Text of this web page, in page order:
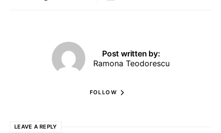
Post written by:
Ramona Teodorescu
FOLLOW
LEAVE A REPLY